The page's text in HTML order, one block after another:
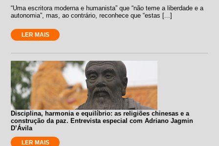
“Uma escritora moderna e humanista” que “não teme a liberdade e a
autonomia”, mas, ao contrário, reconhece que “estas [...]
LER MAIS
Disciplina, harmonia e equilíbrio: as religiões chinesas e a
construção da paz. Entrevista especial com Adriano Jagmin
D’Ávila
LER MAIS